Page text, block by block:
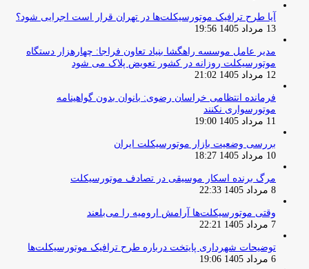
آیا طرح ترافیک موتورسیکلت‌ها در تهران قرار است اجرایی شود؟
13 مرداد 1405 19:56
مدیر عامل موسسه راهگشا بنیاد تعاون فراجا: چهارهزار دستگاه
موتورسیکلت روزانه در کشور تعویض پلاک می شود
12 مرداد 1405 21:02
فرمانده انتظامی خراسان رضوی: بانوان بدون گواهینامه
موتورسواری نکنند
11 مرداد 1405 19:00
بررسی وضعیت بازار موتورسیکلت ایران
10 مرداد 1405 18:27
مرگ برنده اسکار موسیقی در تصادف موتورسیکلت
8 مرداد 1405 22:33
وقتی موتورسیکلت‌ها آرامش ارومیه را می‌بلعند
7 مرداد 1405 22:21
توضیحات شهرداری پایتخت درباره طرح ترافیک موتورسیکلت‌ها
6 مرداد 1405 19:06